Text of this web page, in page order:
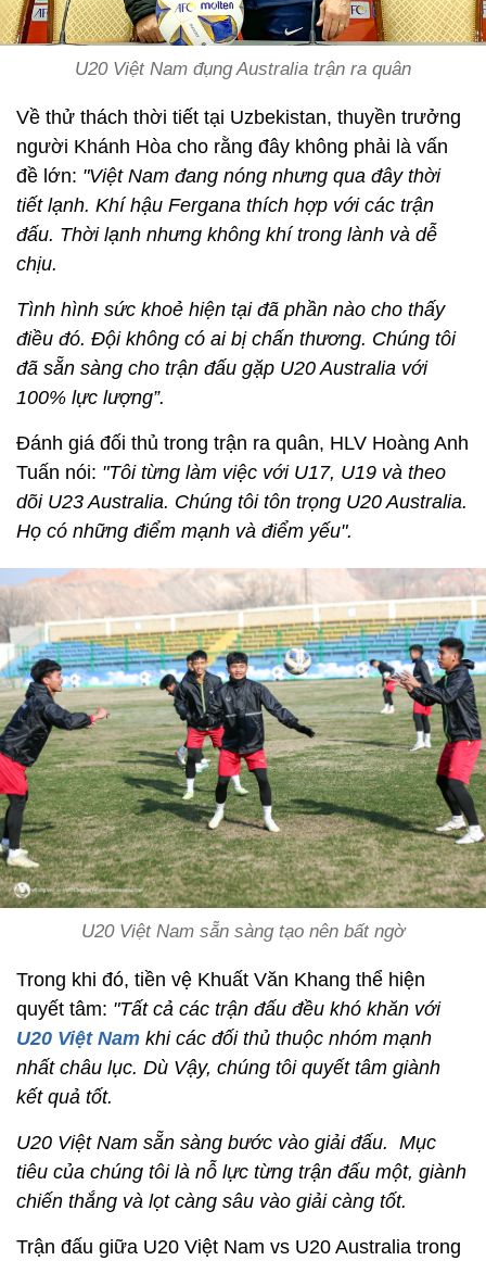
U20 Việt Nam đụng Australia trận ra quân
Về thử thách thời tiết tại Uzbekistan, thuyền trưởng
người Khánh Hòa cho rằng đây không phải là vấn
đề lớn: "Việt Nam đang nóng nhưng qua đây thời
tiết lạnh. Khí hậu Fergana thích hợp với các trận
đấu. Thời lạnh nhưng không khí trong lành và dễ
chịu.
Tình hình sức khoẻ hiện tại đã phần nào cho thấy
điều đó. Đội không có ai bị chấn thương. Chúng tôi
đã sẵn sàng cho trận đấu gặp U20 Australia với
100% lực lượng”.
Đánh giá đối thủ trong trận ra quân, HLV Hoàng Anh
Tuấn nói: "Tôi từng làm việc với U17, U19 và theo
dõi U23 Australia. Chúng tôi tôn trọng U20 Australia.
Họ có những điểm mạnh và điểm yếu".
U20 Việt Nam sẵn sàng tạo nên bất ngờ
Trong khi đó, tiền vệ Khuất Văn Khang thể hiện
quyết tâm: "Tất cả các trận đấu đều khó khăn với
U20 Việt Nam khi các đối thủ thuộc nhóm mạnh
nhất châu lục. Dù Vậy, chúng tôi quyết tâm giành
kết quả tốt.
U20 Việt Nam sẵn sàng bước vào giải đấu. Mục
tiêu của chúng tôi là nỗ lực từng trận đấu một, giành
chiến thắng và lọt càng sâu vào giải càng tốt.
Trận đấu giữa U20 Việt Nam vs U20 Australia trong